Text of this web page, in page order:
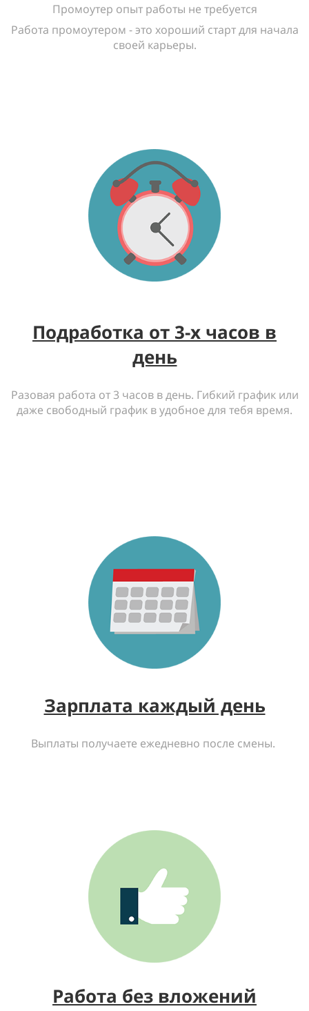
Промоутер опыт работы не требуется
Работа промоутером - это хороший старт для начала
своей карьеры.
Подработка от 3-х часов в
день
Разовая работа от 3 часов в день. Гибкий график или
даже свободный график в удобное для тебя время.
Зарплата каждый день
Выплаты получаете ежедневно после смены.
Работа без вложений